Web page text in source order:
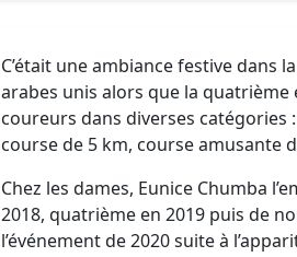
C’était une ambiance festive dans
arabes unis alors que la quatrième
coureurs dans diverses catégories
course de 5 km, course amusante
Chez les dames, Eunice Chumba
2018, quatrième en 2019 puis de
l’événement de 2020 suite à